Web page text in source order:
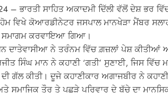
– ਭਾਰਤੀ ਸਾਹਿਤ ਅਕਾਦਮੀ ਦਿੱਲੀ ਵੱਲੋਂ ਦੇਸ਼ ਭਰ
ਵਿਖੇ ਕੋਆਰਡੀਨੇਟਰ ਜਸਪਾਲ ਮਾਨਖੇੜਾ ਮੈਂਬਰ
ਸਮਾਗਮ ਕਰਵਾਇਆ ਗਿਆ।
ਨੇ ਤਰੰਨਮ ਵਿੱਚ ਗ਼ਜ਼ਲਾਂ ਪੇਸ਼ ਕੀਤੀਆਂ
ਸਿੰਘ ਮਾਨ ਨੇ ਕਹਾਣੀ ‘ਗਤੀ’ ਸੁਣਾਈ, ਜਿਸ
ਦੀ ਗੱਲ ਕੀਤੀ। ਦੂਜੇ ਕਹਾਣੀਕਾਰ ਅਗਾਜਬੀਰ ਨੇ
ਸਮਾਜਿਕ ਤੌਰ ਤੇ ਪਛੜੇ ਪਰਿਵਾਰ ਦੇ ਬੱਚੇ ਦਾ